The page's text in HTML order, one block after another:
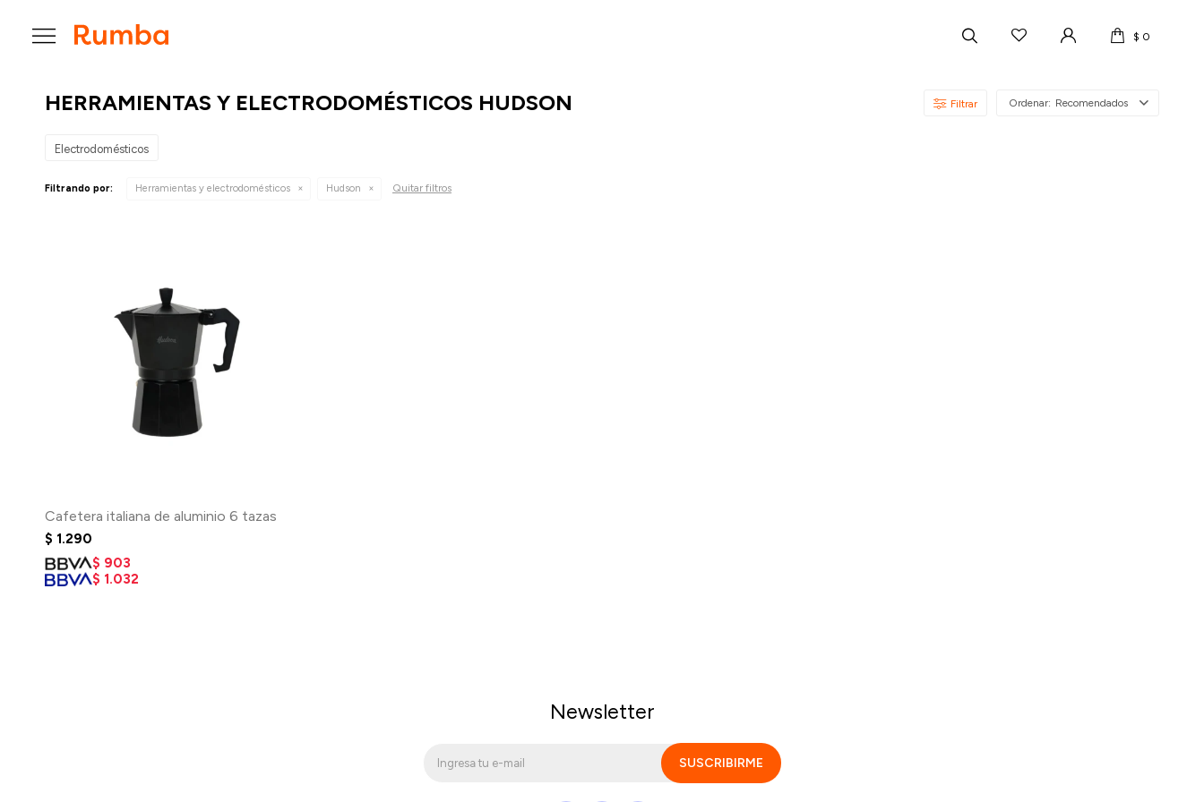
$ 0

HERRAMIENTAS Y ELECTRODOMÉSTICOS HUDSON Recomendados
Electrodomésticos
Filtrando por: Herramientas y electrodomésticos Hudson Quitar filtros
Cafetera italiana de aluminio 6 tazas
$ 1.290
$ 903
$ 1.032
Newsletter
SUSCRIBIRME